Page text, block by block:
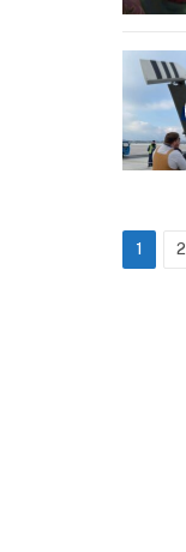
1 2